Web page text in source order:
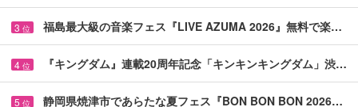
3 位 福島最大級の音楽フェス『LIVE AZUMA 2026』無料で楽…
4 位 『キングダム』連載20周年記念「キンキンキングダム」渋…
5 位 静岡県焼津市であらたな夏フェス『BON BON BON 2026…